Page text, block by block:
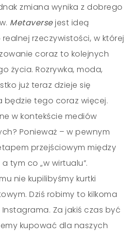
zmiana wynika z dobrego
Metaversejest ideą
rzeczywistości, w której
coraz to kolejnych
życia. Rozrywka, moda,
już teraz dzieje się
będzie tego coraz więcej.
w kontekście mediów
Ponieważ – w pewnym
przejściowym między
tym co „w wirtualu”.
nie kupilibyśmy kurtki
Dziś robimy to kilkoma
Instagrama. Za jakiś czas być
kupować dla naszych